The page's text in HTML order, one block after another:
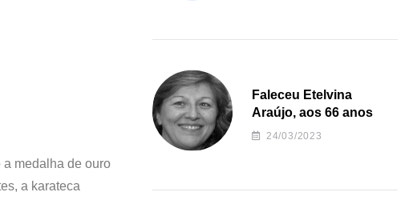
a medalha de ouro
a karateca
Faleceu Etelvina
Araújo, aos 66 anos
24/03/2023